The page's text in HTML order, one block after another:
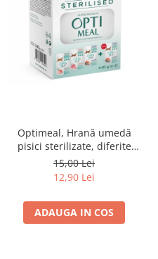
Optimeal, Hrană umedă
pisici sterilizate, diferite
arome, (3+1), 0.34kg
15,00 Lei
12,90 Lei
ADAUGA IN COS